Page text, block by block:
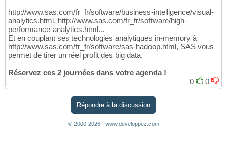
http://www.sas.com/fr_fr/software/business-intelligence/visual-
analytics.html, http://www.sas.com/fr_fr/software/high-
performance-analytics.html...
Et en couplant ses technologies analytiques in-memory à
http://www.sas.com/fr_fr/software/sas-hadoop.html, SAS vous
permet de tirer un réel profit des big data.
Réservez ces 2 journées dans votre agenda !
0
0
Répondre à la discussion
© 2000-2026 - www.developpez.com